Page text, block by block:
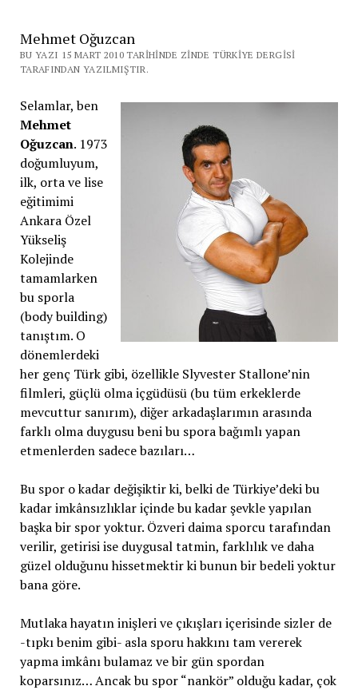
Mehmet Oğuzcan
BU YAZI 15 MART 2010 TARIHINDE ZINDE TÜRKIYE DERGISI
TARAFINDAN YAZILMIŞTIR.
Selamlar, ben
Mehmet
Oğuzcan. 1973
doğumluyum,
ilk, orta ve lise
eğitimimi
Ankara Özel
Yükseliş
Kolejinde
tamamlarken
bu sporla
(body building)
tanıştım. O
dönemlerdeki
her genç Türk gibi, özellikle Slyvester Stallone’nin
filmleri, güçlü olma içgüdüsü (bu tüm erkeklerde
mevcuttur sanırım), diğer arkadaşlarımın arasında
farklı olma duygusu beni bu spora bağımlı yapan
etmenlerden sadece bazıları…
Bu spor o kadar değişiktir ki, belki de Türkiye’deki bu
kadar imkânsızlıklar içinde bu kadar şevkle yapılan
başka bir spor yoktur. Özveri daima sporcu tarafından
verilir, getirisi ise duygusal tatmin, farklılık ve daha
güzel olduğunu hissetmektir ki bunun bir bedeli yoktur
bana göre.
Mutlaka hayatın inişleri ve çıkışları içerisinde sizler de
-tıpkı benim gibi- asla sporu hakkını tam vererek
yapma imkânı bulamaz ve bir gün spordan
koparsınız… Ancak bu spor “nankör” olduğu kadar, çok